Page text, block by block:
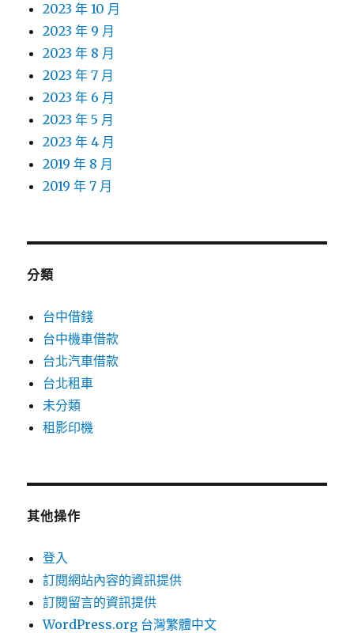
2023 年 10 月
2023 年 9 月
2023 年 8 月
2023 年 7 月
2023 年 6 月
2023 年 5 月
2023 年 4 月
2019 年 8 月
2019 年 7 月
分類
台中借錢
台中機車借款
台北汽車借款
台北租車
未分類
租影印機
其他操作
登入
訂閱網站內容的資訊提供
訂閱留言的資訊提供
WordPress.org 台灣繁體中文